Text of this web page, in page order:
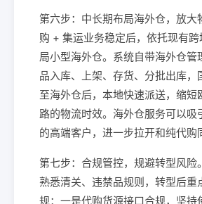
第六步：中长期布局海外仓，放大
购 + 集运业务稳定后，依托现有
局小型海外仓。系统自带海外仓管
品入库、上架、存货、分批出库，
至海外仓后，本地快速派送，缩短
路的物流时效。海外仓服务可以吸
的高端客户，进一步拉开和纯代购
第七步：合规管控，规避转型风险
熟悉清关、违禁品规则，转型后重
规：一是代购货源接口合规，坚持